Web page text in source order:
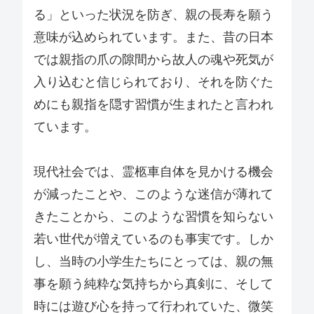
る」といった状況を防ぎ、親の長寿を願う
意味が込められています。また、昔の日本
では親指の爪の隙間から故人の魂や死気が
入り込むと信じられており、それを防ぐた
めにも親指を隠す習慣が生まれたと言われ
ています。
現代社会では、霊柩車自体を見かける機会
が減ったことや、このような迷信が薄れて
きたことから、このような習慣を知らない
若い世代が増えているのも事実です。しか
し、当時の小学生たちにとっては、親の無
事を願う純粋な気持ちから真剣に、そして
時には遊び心を持って行われていた、微笑